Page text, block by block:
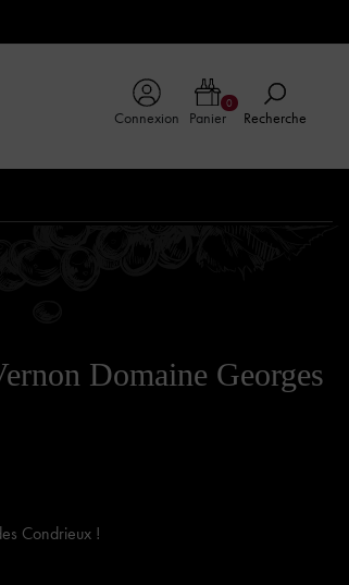
Connexion Panier
0
Recherche
Domaine Georges
Condrieux !